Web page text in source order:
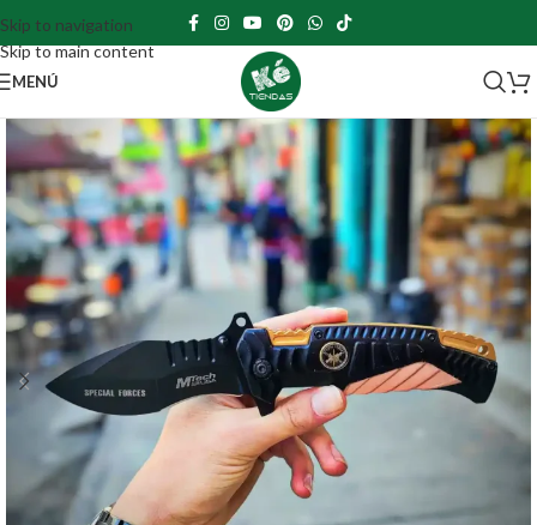
Skip to navigation
Skip to main content
MENÚ